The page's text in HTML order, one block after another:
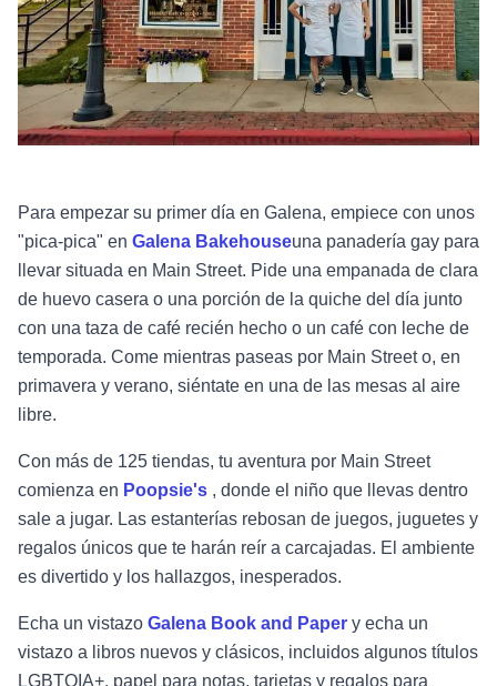
Para empezar su primer día en Galena, empiece con unos
"pica-pica" en Galena Bakehouseuna panadería gay para
llevar situada en Main Street. Pide una empanada de clara
de huevo casera o una porción de la quiche del día junto
con una taza de café recién hecho o un café con leche de
temporada. Come mientras paseas por Main Street o, en
primavera y verano, siéntate en una de las mesas al aire
libre.
Con más de 125 tiendas, tu aventura por Main Street
comienza en Poopsie's , donde el niño que llevas dentro
sale a jugar. Las estanterías rebosan de juegos, juguetes y
regalos únicos que te harán reír a carcajadas. El ambiente
es divertido y los hallazgos, inesperados.
Echa un vistazo Galena Book and Paper y echa un
vistazo a libros nuevos y clásicos, incluidos algunos títulos
LGBTQIA+, papel para notas, tarjetas y regalos para